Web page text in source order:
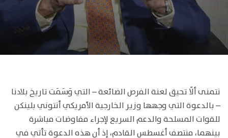
نتمنى ألّا تحيق لعنة الفرص الضائعة – التي وَسَمَت تاريخ بلادنا
– بالدعوة التي وجهها وزير الخارجية الأمريكي أنتوني بلينكن
للقوات المسلحة والدعم السريع لإجراء مفاوضات مباشرة
بينهما، منتصف أغسطس القادم، إذ أن هذه الدعوة تأتي في